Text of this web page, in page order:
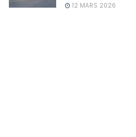
12 MARS 2026